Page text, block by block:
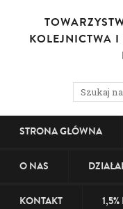
KOLEJNICTWA
STRONA GŁÓWNA
O NAS
KONTAKT